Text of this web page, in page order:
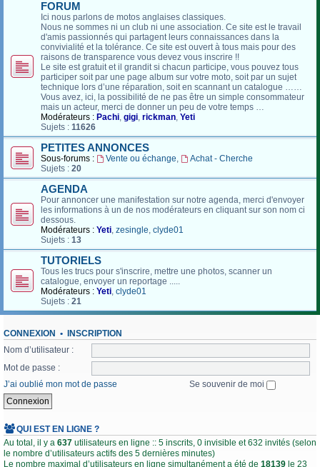
FORUM
Ici nous parlons de motos anglaises classiques.
Nous ne sommes ni un club ni une association. Ce site est le travail
d'amis passionnés qui partagent leurs connaissances dans la
convivialité et la tolérance. Ce site est ouvert à tous mais pour des
raisons de transparence vous devez vous inscrire !!
Le site est gratuit et il grandit si chacun participe, vous pouvez tous
participer soit par une page album sur votre moto, soit par un sujet
technique lors d’une réparation, soit en scannant un catalogue ……
Vous avez, ici, la possibilité de ne pas être un simple consommateur
mais un acteur, merci de donner un peu de votre temps …
Modérateurs : Pachi, gigi, rickman, Yeti
Sujets : 11626
PETITES ANNONCES
Sous-forums : Vente ou échange,
Achat - Cherche
Sujets : 20
AGENDA
Pour annoncer une manifestation sur notre agenda, merci d'envoyer
les informations à un de nos modérateurs en cliquant sur son nom ci
dessous.
Modérateurs : Yeti, zesingle, clyde01
Sujets : 13
TUTORIELS
Tous les trucs pour s'inscrire, mettre une photos, scanner un
catalogue, envoyer un reportage .....
Modérateurs : Yeti, clyde01
Sujets : 21
CONNEXION • INSCRIPTION
Nom d’utilisateur :
Mot de passe :
J’ai oublié mon mot de passe
Se souvenir de moi
QUI EST EN LIGNE ?
Au total, il y a 637 utilisateurs en ligne :: 5 inscrits, 0 invisible et 632 invités (selon
le nombre d’utilisateurs actifs des 5 dernières minutes)
Le nombre maximal d’utilisateurs en ligne simultanément a été de 18139 le 23